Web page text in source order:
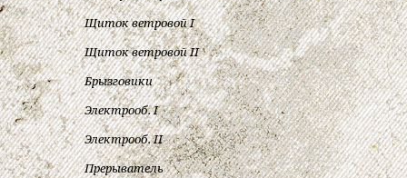
Щиток ветровой I
Щиток ветровой II
Брызговики
Электрооб. I
Электрооб. II
Прерыватель